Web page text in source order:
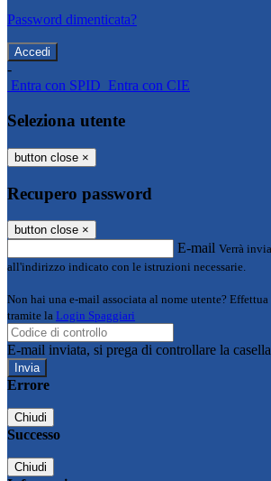
Password dimenticata?
-
Entra con SPID Entra con CIE
Seleziona utente
button close ×
Recupero password
button close ×
E-mail Verrà
all'indirizzo indicato con le istruzioni necessarie.
Non hai una e-mail associata al nome utente?
tramite la Login Spaggiari
E-mail inviata, si prega di controllare la
Errore
Chiudi
Successo
Chiudi